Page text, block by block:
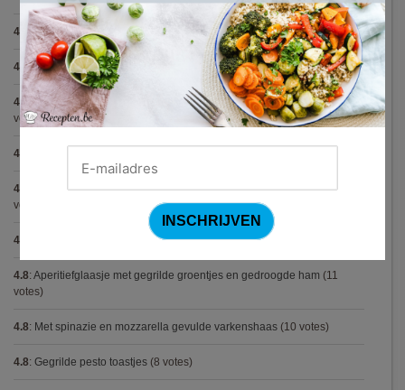
4.9 :Gemarineerde eendenfilet op een erwtenzalfje(12 votes)
4.9:Pizza chicken BBQ
4.9 :Vegetarische spaghetti bolognese met linzen (Jamie Oliver)(9
votes)
4.9
4.9 Aspergepuree met garnalen en zure room (Piet Huysentruyt)(7
votes)
4.8 Spaghetti all'Amatriciana (Antonio Carluccio)(12 votes)
4.8: Aperitiefglaasje met gegrilde groentjes en gedroogde ham (11
votes)
4.8: Met spinazie en mozzarella gevulde varkenshaas (10 votes)
4.8: Gegrilde pesto toastjes (8 votes)